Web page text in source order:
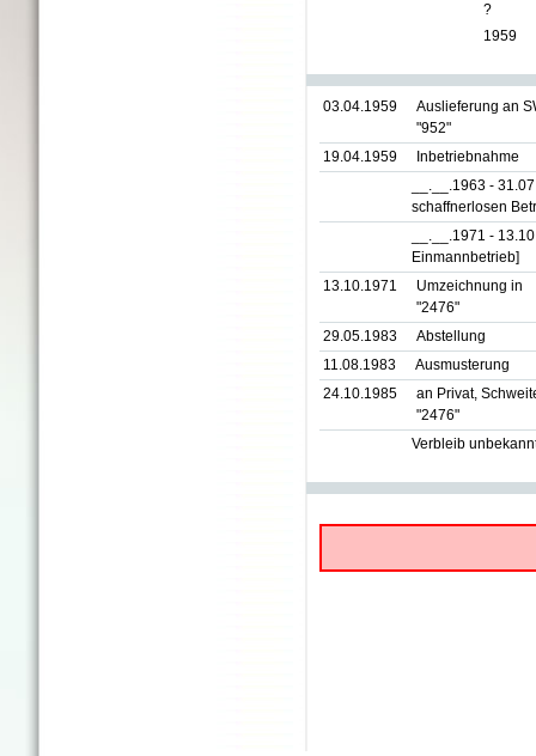
?
1959
03.04.1959
Auslieferung an
"952"
19.04.1959
Inbetriebnahme
__.__.1963 -
schaffnerlosen
__.__.1971 -
Einmannbetrieb]
13.10.1971
Umzeichnung in
"2476"
29.05.1983
Abstellung
11.08.1983
Ausmusterung
24.10.1985
an Privat,
"2476"
Verbleib